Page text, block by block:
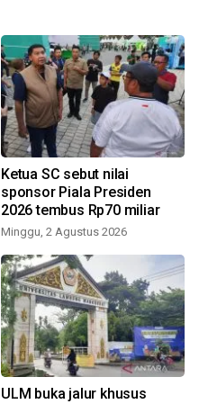
Ketua SC sebut nilai
sponsor Piala Presiden
2026 tembus Rp70 miliar
Minggu, 2 Agustus 2026
ULM buka jalur khusus